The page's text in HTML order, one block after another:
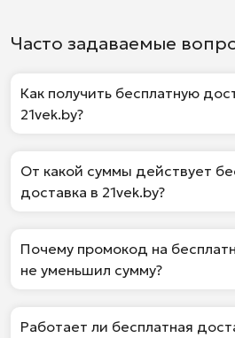
Часто задаваемые
Как получить бесплатную
21vek.by?
От какой суммы действует
доставка в 21vek.by?
Почему промокод на
не уменьшил сумму?
Работает ли бесплатная